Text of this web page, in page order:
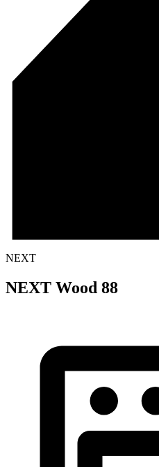
NEXT
NEXT Wood 88